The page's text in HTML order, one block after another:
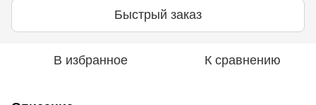
Быстрый заказ
В избранное К сравнению